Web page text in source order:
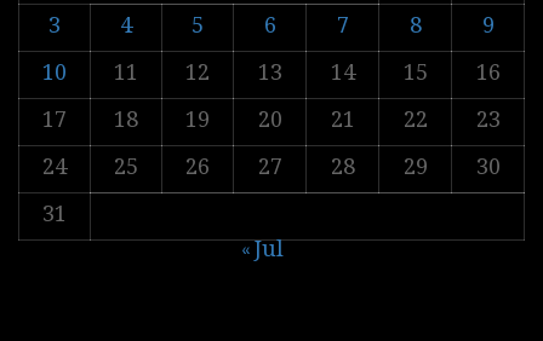
3
4 5 6 7 8
9
10
11 12 13 14 15
16
17
18 19 20 21 22
23
24
25 26 27 28 29
30
31
« Jul